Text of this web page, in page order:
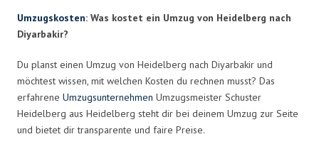
Umzugskosten: Was kostet ein Umzug von Heidelberg nach
Diyarbakir?
Du planst einen Umzug von Heidelberg nach Diyarbakir und
möchtest wissen, mit welchen Kosten du rechnen musst? Das
erfahrene Umzugsunternehmen Umzugsmeister Schuster
Heidelberg aus Heidelberg steht dir bei deinem Umzug zur Seite
und bietet dir transparente und faire Preise.